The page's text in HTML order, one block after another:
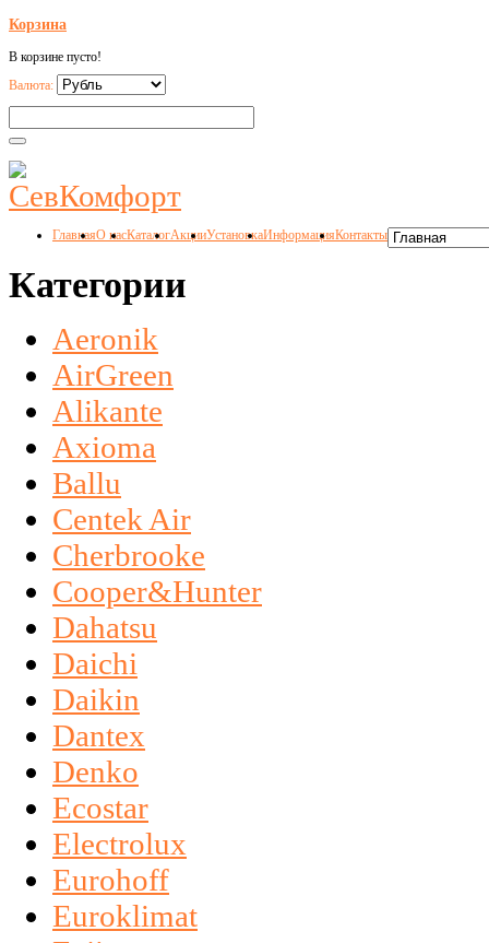
Корзина
В корзине пусто!
Валюта:
ГлавнаяО насКаталогАкцииУстановкаИнформацияКонтакты
Категории
Aeronik
AirGreen
Alikante
Axioma
Ballu
Centek Air
Cherbrooke
Cooper&Hunter
Dahatsu
Daichi
Daikin
Dantex
Denko
Ecostar
Electrolux
Eurohoff
Euroklimat